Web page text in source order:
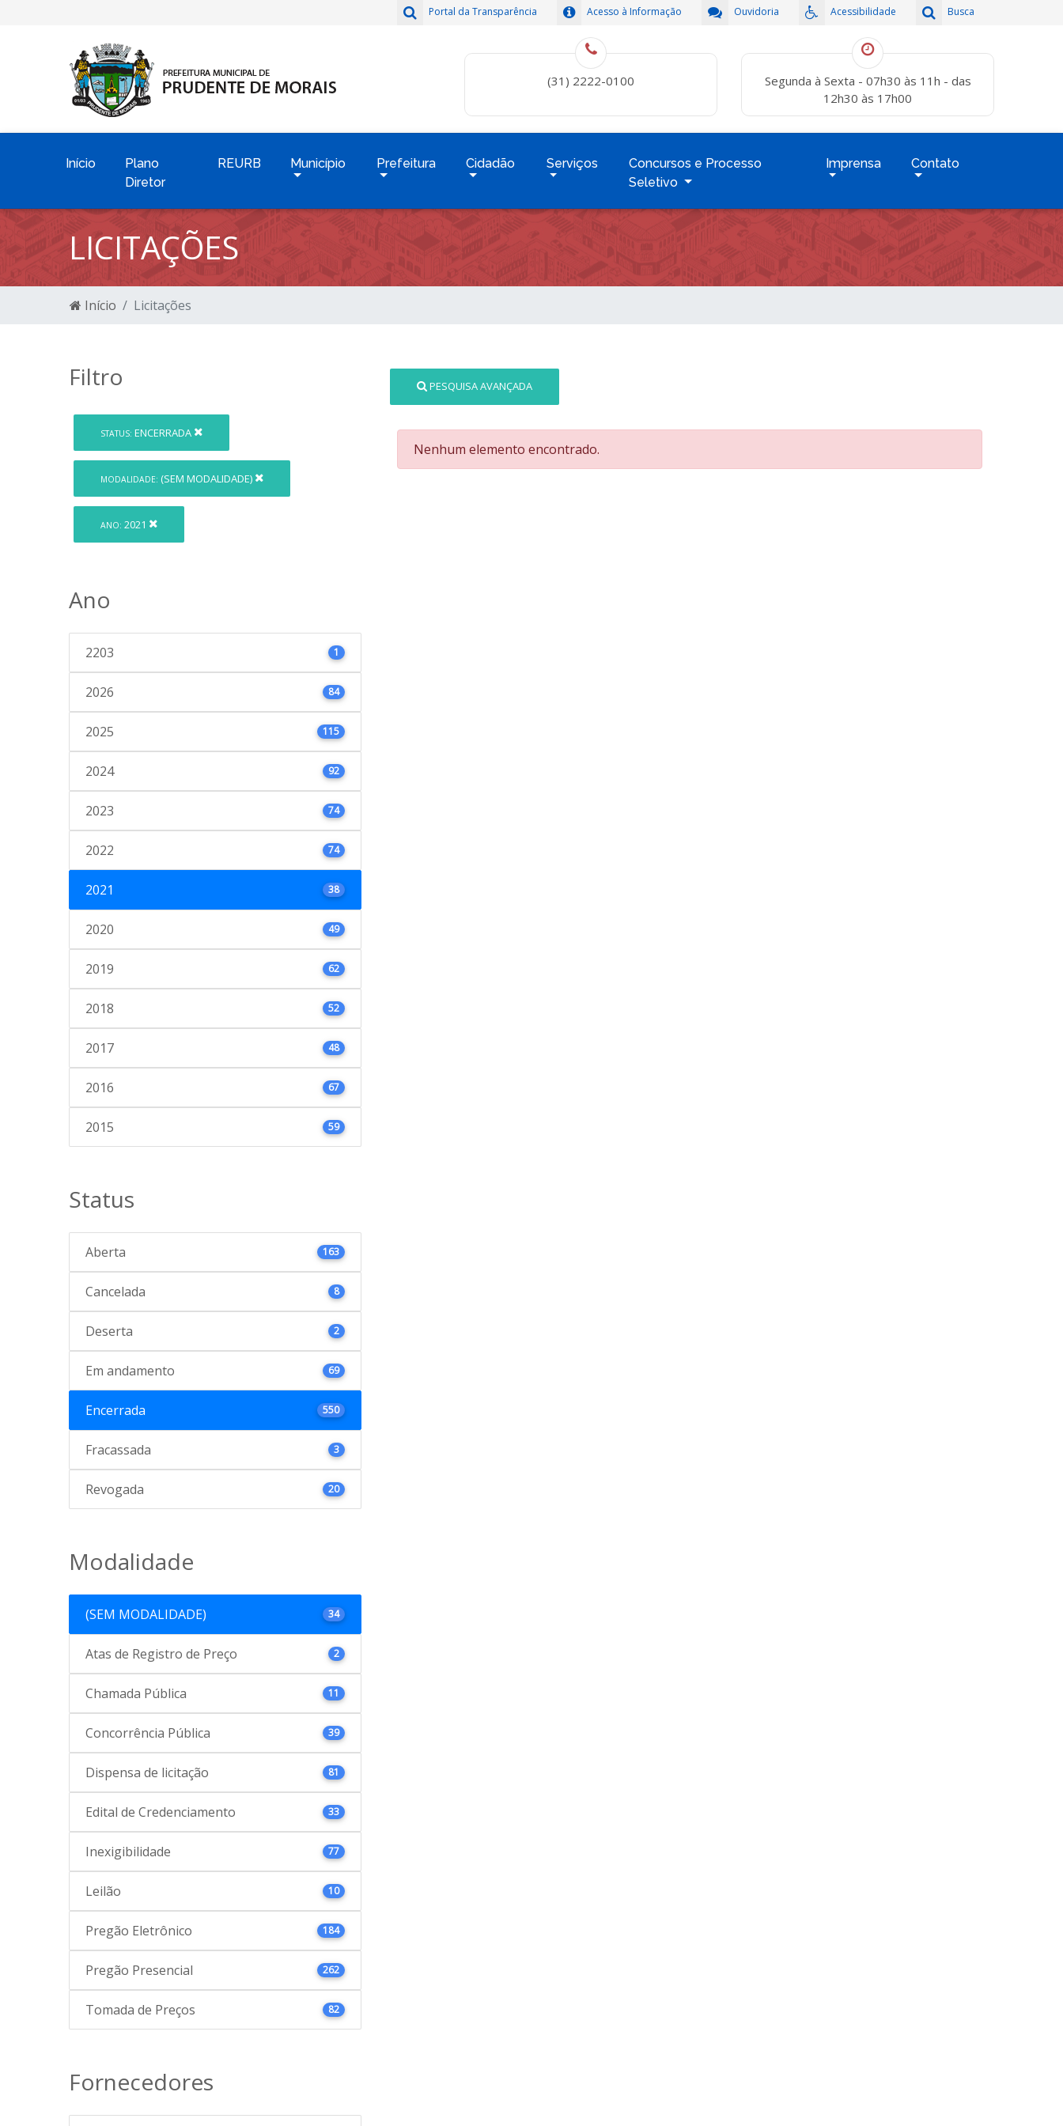
Busca
Acessibilidade
Ouvidoria
Acesso à Informação
Portal da Transparência
(31) 2222-0100
Segunda à Sexta - 07h30 às 11h - das
12h30 às 17h00
Início
Plano
Diretor
REURB Município Prefeitura Cidadão Serviços
Concursos e Processo
Seletivo
Imprensa Contato
LICITAÇÕES
Início Licitações
Filtro
STATUS: ENCERRADA
MODALIDADE: (SEM MODALIDADE)
ANO: 2021
Ano
2203 1
2026 84
2025 115
2024 92
2023 74
2022 74
2021 38
2020 49
2019 62
2018 52
2017 48
2016 67
2015 59
Status
Aberta 163
Cancelada 8
Deserta 2
Em andamento 69
Encerrada 550
Fracassada 3
Revogada 20
Modalidade
(SEM MODALIDADE) 34
Atas de Registro de Preço 2
Chamada Pública 11
Concorrência Pública 39
Dispensa de licitação 81
Edital de Credenciamento 33
Inexigibilidade 77
Leilão 10
Pregão Eletrônico 184
Pregão Presencial 262
Tomada de Preços 82
Fornecedores
PESQUISA AVANÇADA
Nenhum elemento encontrado.